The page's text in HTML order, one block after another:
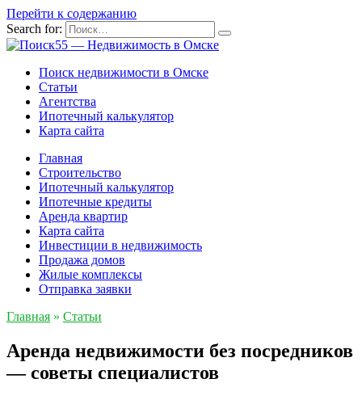
Перейти к содержанию
Search for:
Поиск недвижимости в Омске
Статьи
Агентства
Ипотечный калькулятор
Карта сайта
Главная
Строительство
Ипотечный калькулятор
Ипотечные кредиты
Аренда квартир
Карта сайта
Инвестиции в недвижимость
Продажа домов
Жилые комплексы
Отправка заявки
Главная » Статьи
Аренда недвижимости без посредников
— советы специалистов